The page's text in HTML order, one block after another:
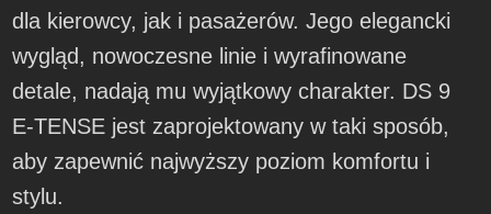
dla kierowcy, jak i pasażerów. Jego elegancki
wygląd, nowoczesne linie i wyrafinowane
detale, nadają mu wyjątkowy charakter. DS 9
E-TENSE jest zaprojektowany w taki sposób,
aby zapewnić najwyższy poziom komfortu i
stylu.